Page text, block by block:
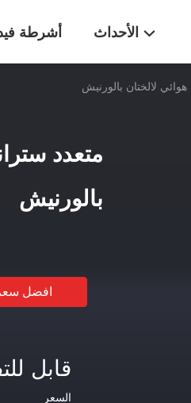
أشرطة الأحداث
بالورنيش
افضل سعر
قابل
السعر